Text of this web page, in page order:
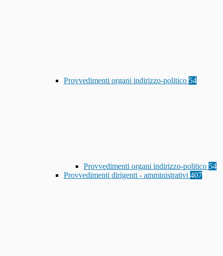
Provvedimenti organi indirizzo-politico 54
Provvedimenti organi indirizzo-politico 54
Provvedimenti dirigenti - amministrativi 407